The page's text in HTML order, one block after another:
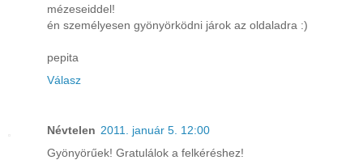
mézeseiddel!
én személyesen gyönyörködni járok az oldaladra :)
pepita
Válasz
Névtelen 2011. január 5. 12:00
Gyönyörűek! Gratulálok a felkéréshez!